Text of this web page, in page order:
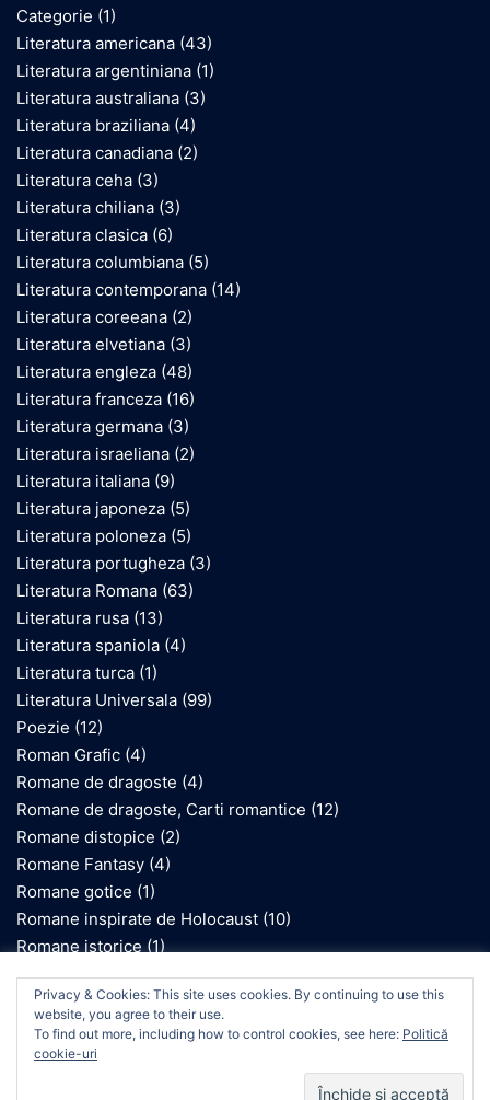
Categorie (1)
Literatura americana (43)
Literatura argentiniana (1)
Literatura australiana (3)
Literatura braziliana (4)
Literatura canadiana (2)
Literatura ceha (3)
Literatura chiliana (3)
Literatura clasica (6)
Literatura columbiana (5)
Literatura contemporana (14)
Literatura coreeana (2)
Literatura elvetiana (3)
Literatura engleza (48)
Literatura franceza (16)
Literatura germana (3)
Literatura israeliana (2)
Literatura italiana (9)
Literatura japoneza (5)
Literatura poloneza (5)
Literatura portugheza (3)
Literatura Romana (63)
Literatura rusa (13)
Literatura spaniola (4)
Literatura turca (1)
Literatura Universala (99)
Poezie (12)
Roman Grafic (4)
Romane de dragoste (4)
Romane de dragoste, Carti romantice (12)
Romane distopice (2)
Romane Fantasy (4)
Romane gotice (1)
Romane inspirate de Holocaust (10)
Romane istorice (1)
Romane SF (2)
We use cookies on our website to give you the most
relevant experience by remembering your preferences
and repeat visits. By clicking “Accept”, you consent to the
use of ALL the cookies.
Privacy & Cookies: This site uses cookies. By continuing to use this
website, you agree to their use.
To find out more, including how to control cookies, see here: Politică
cookie-uri